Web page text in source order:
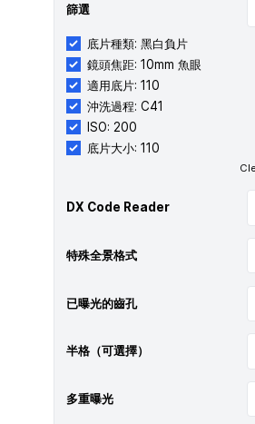
篩選
底片種類: 黑白負片
鏡頭焦距: 10mm 魚眼
適用底片: 110
沖洗過程: C41
ISO: 200
底片大小: 110
DX Code Reader
特殊全景格式
已曝光的齒孔
半格（可選擇）
多重曝光